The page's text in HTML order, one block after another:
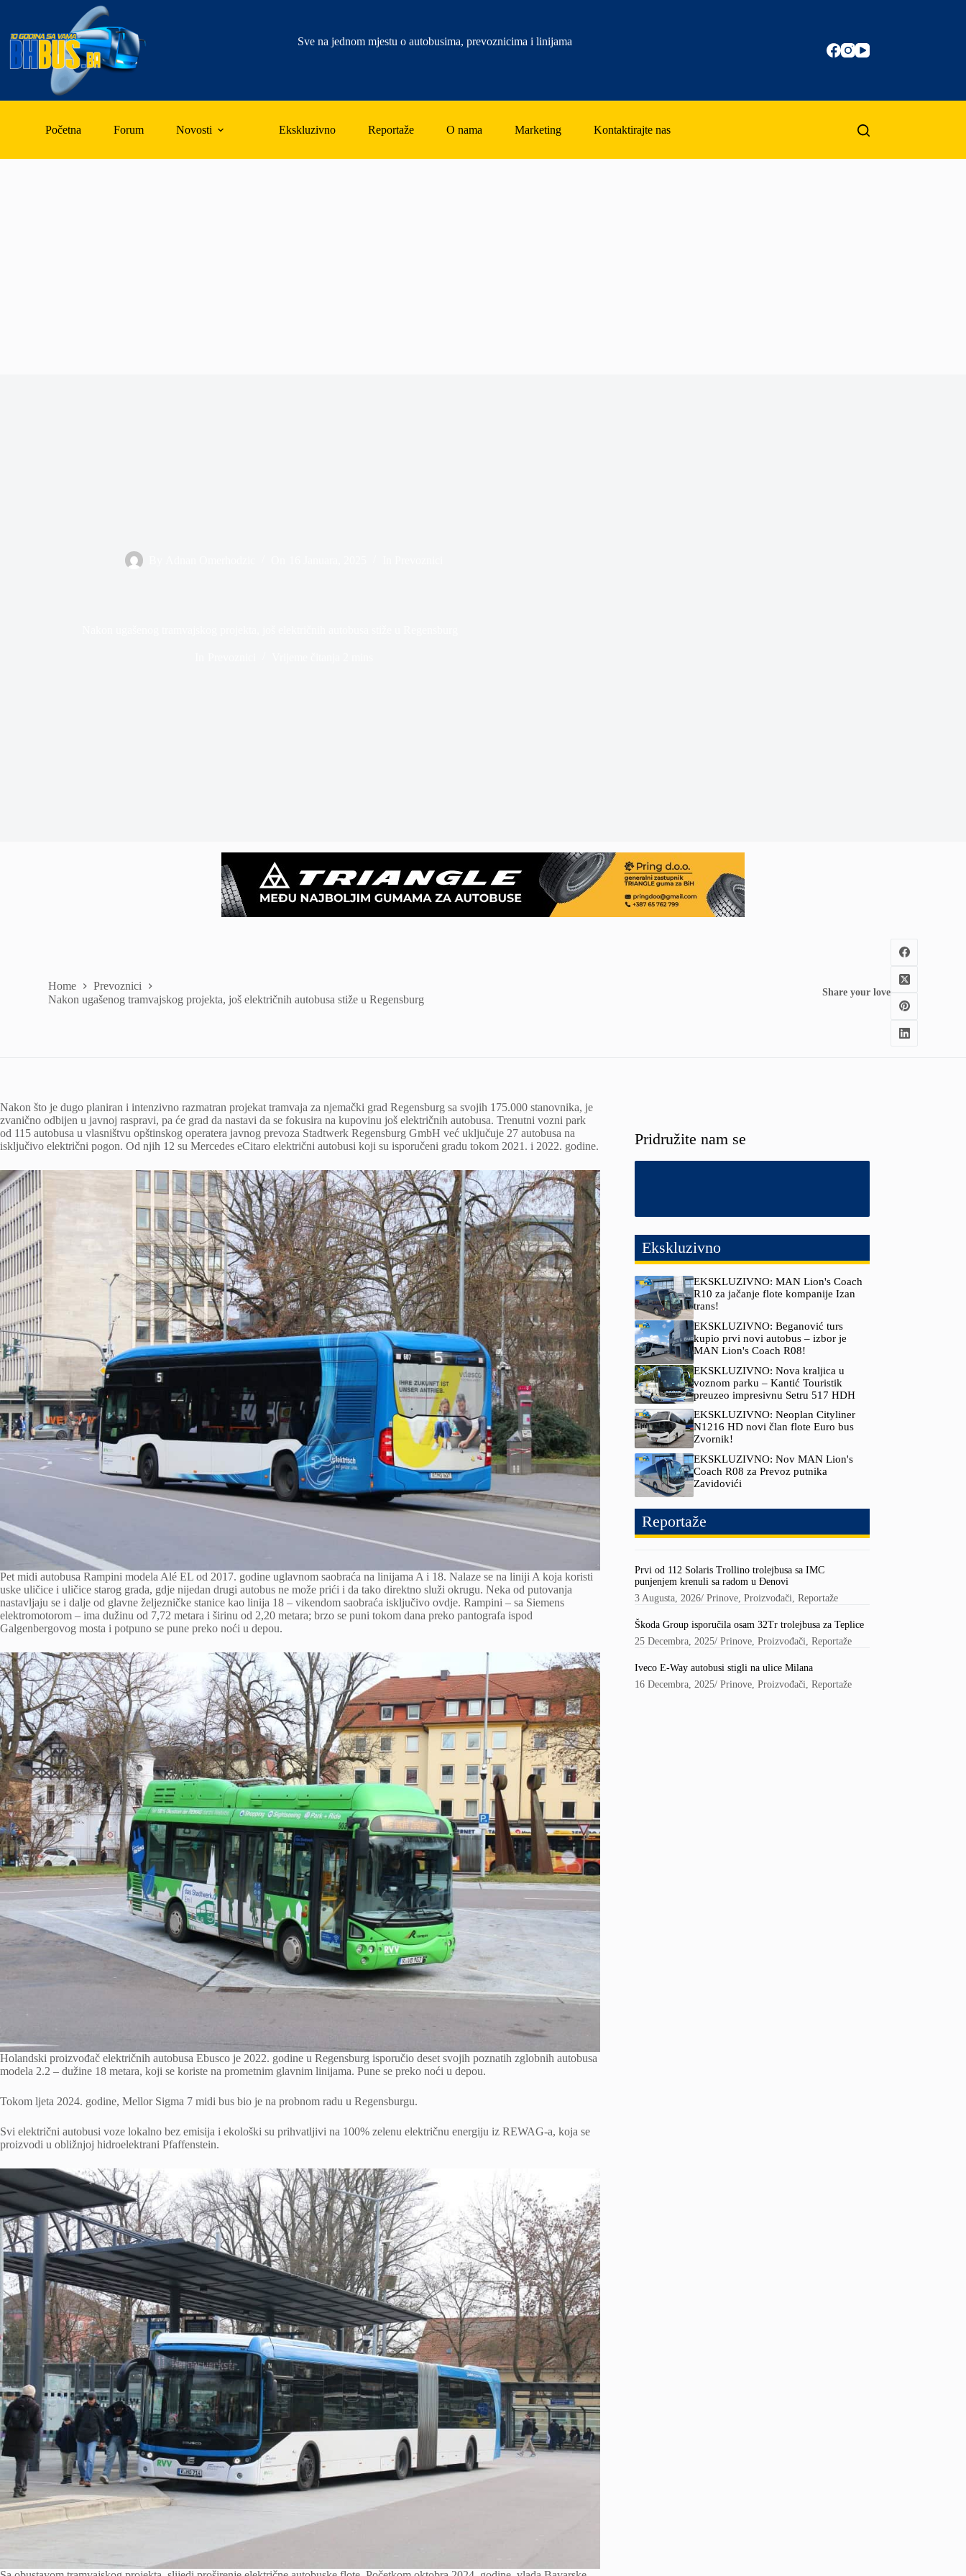
content
Sve na jednom mjestu o autobusima, prevoznicima i linijama
Početna Forum Novosti Ekskluzivno Reportaže O nama Marketing Kontaktirajte nas
Home
Prevoznici
Nakon ugašenog tramvajskog projekta, još električnih autobusa stiže u Regensburg
Share your love
Nakon što je dugo planiran i intenzivno razmatran projekat tramvaja za njemački grad Regensburg sa svojih 175.000 stanovnika, je
zvanično odbijen u javnoj raspravi, pa će grad da nastavi da se fokusira na kupovinu još električnih autobusa. Trenutni vozni park
od 115 autobusa u vlasništvu opštinskog operatera javnog prevoza Stadtwerk Regensburg GmbH već uključuje 27 autobusa na
isključivo električni pogon. Od njih 12 su Mercedes eCitaro električni autobusi koji su isporučeni gradu tokom 2021. i 2022. godine.
Pet midi autobusa Rampini modela Alé EL od 2017. godine uglavnom saobraća na linijama A i 18. Nalaze se na liniji A koja koristi
uske uličice i uličice starog grada, gdje nijedan drugi autobus ne može prići i da tako direktno služi okrugu. Neka od putovanja
nastavljaju se i dalje od glavne željezničke stanice kao linija 18 – vikendom saobraća isključivo ovdje. Rampini – sa Siemens
elektromotorom – ima dužinu od 7,72 metara i širinu od 2,20 metara; brzo se puni tokom dana preko pantografa ispod
Galgenbergovog mosta i potpuno se pune preko noći u depou.
Holandski proizvođač električnih autobusa Ebusco je 2022. godine u Regensburg isporučio deset svojih poznatih zglobnih autobusa
modela 2.2 – dužine 18 metara, koji se koriste na prometnim glavnim linijama. Pune se preko noći u depou.
Tokom ljeta 2024. godine, Mellor Sigma 7 midi bus bio je na probnom radu u Regensburgu.
Svi električni autobusi voze lokalno bez emisija i ekološki su prihvatljivi na 100% zelenu električnu energiju iz REWAG-a, koja se
proizvodi u obližnjoj hidroelektrani Pfaffenstein.
Pridružite nam se
Ekskluzivno
EKSKLUZIVNO: MAN Lion's Coach
R10 za jačanje flote kompanije Izan
trans!
EKSKLUZIVNO: Beganović turs
kupio prvi novi autobus – izbor je
MAN Lion's Coach R08!
EKSKLUZIVNO: Nova kraljica u
voznom parku – Kantić Touristik
preuzeo impresivnu Setru 517 HDH
EKSKLUZIVNO: Neoplan Cityliner
N1216 HD novi član flote Euro bus
Zvornik!
EKSKLUZIVNO: Nov MAN Lion's
Coach R08 za Prevoz putnika
Zavidovići
Reportaže
Prvi od 112 Solaris Trollino trolejbusa sa IMC
punjenjem krenuli sa radom u Đenovi
3 Augusta, 2026/Prinove,Proizvođači,Reportaže
Škoda Group isporučila osam 32Tr trolejbusa za Teplice
25 Decembra, 2025/Prinove,Proizvođači,Reportaže
Iveco E-Way autobusi stigli na ulice Milana
16 Decembra, 2025/Prinove,Proizvođači,Reportaže